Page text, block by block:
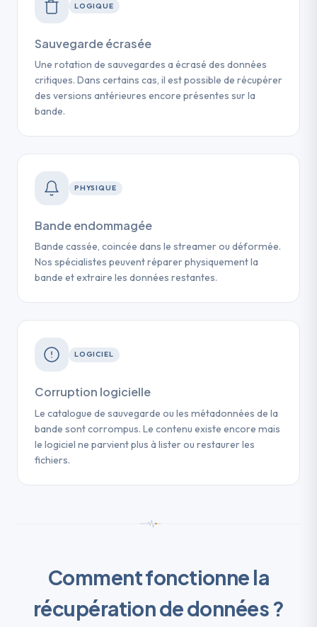
LOGIQUE
Sauvegarde écrasée
Une rotation de sauvegardes a écrasé des données
critiques. Dans certains cas, il est possible de récupérer
des versions antérieures encore présentes sur la
bande.
PHYSIQUE
Bande endommagée
Bande cassée, coincée dans le streamer ou déformée.
Nos spécialistes peuvent réparer physiquement la
bande et extraire les données restantes.
LOGICIEL
Corruption logicielle
Le catalogue de sauvegarde ou les métadonnées de la
bande sont corrompus. Le contenu existe encore mais
le logiciel ne parvient plus à lister ou restaurer les
fichiers.
Comment fonctionne la
récupération de données ?